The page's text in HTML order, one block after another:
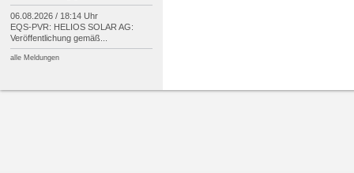
06.08.2026 / 18:14 Uhr
EQS-PVR: HELIOS SOLAR AG:
Veröffentlichung gemäß...
alle Meldungen